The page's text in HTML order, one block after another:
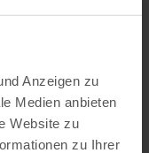
Anzeigen zu
Medien anbieten
Website zu
zu Ihrer